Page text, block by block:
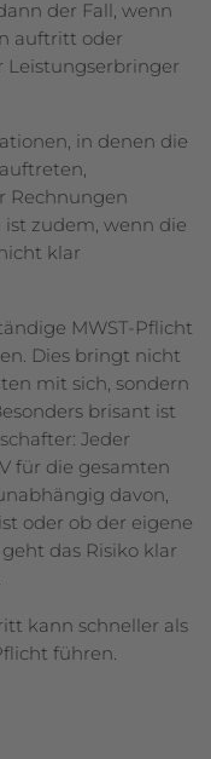
der Fall, wenn
auftritt oder
Leistungserbringer
in denen die
Rechnungen
zudem, wenn die
klar
MWST-Pflicht
Dies bringt nicht
mit sich, sondern
brisant ist
Jeder
für die gesamten
davon,
oder ob der eigene
das Risiko klar
kann schneller als
führen.